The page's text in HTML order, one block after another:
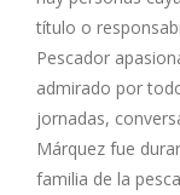
título o
Pescador
admirado por
jornadas,
Márquez fue
familia de la